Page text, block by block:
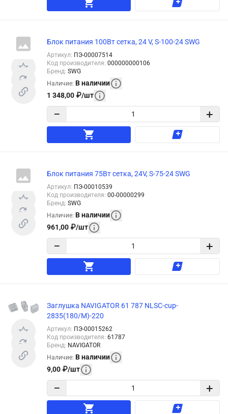
Блок питания 100Вт сетка, 24 V, S-100-24 SWG
Артикул: ПЭ-00007514
Код производителя: 000000000106
Бренд: SWG
Наличие: В наличии
1 348,00 ₽/шт
− +
Блок питания 75Вт сетка, 24V, S-75-24 SWG
Артикул: ПЭ-00010539
Код производителя: 00-00000299
Бренд: SWG
Наличие: В наличии
961,00 ₽/шт
− +
Заглушка NAVIGATOR 61 787 NLSC-cup-
2835(180/M)-220
Артикул: ПЭ-00015262
Код производителя: 61787
Бренд: NAVIGATOR
Наличие: В наличии
9,00 ₽/шт
− +